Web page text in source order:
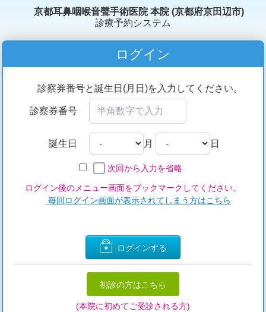
京都耳鼻咽喉音聲手術医院 本院 (京都府京田辺市)
診療予約システム
ログイン
診察券番号と誕生日(月日)を入力してください。
診察券番号
誕生日 月 日
次回から入力を省略
ログイン後のメニュー画面をブックマークしてください。
毎回ログイン画面が表示されてしまう方はこちら
ログインする
初診の方はこちら
(本院に初めてご受診される方)